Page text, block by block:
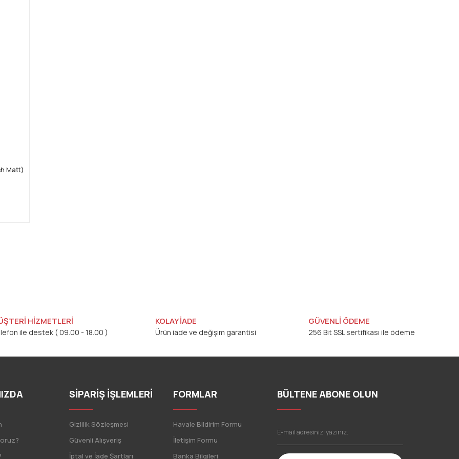
Matt)
HİZMETLERİ
ile destek ( 09.00 - 18.00 )
KOLAY İADE
Ürün iade ve değişim garantisi
GÜVENLİ ÖDEME
256 Bit SSL sertifikası ile ödeme
SİPARİŞ İŞLEMLERİ
Gizlilik Sözleşmesi
Güvenli Alışveriş
İptal ve İade Şartları
FORMLAR
Havale Bildirim Formu
İletişim Formu
Banka Bilgileri
BÜLTENE ABONE OLUN